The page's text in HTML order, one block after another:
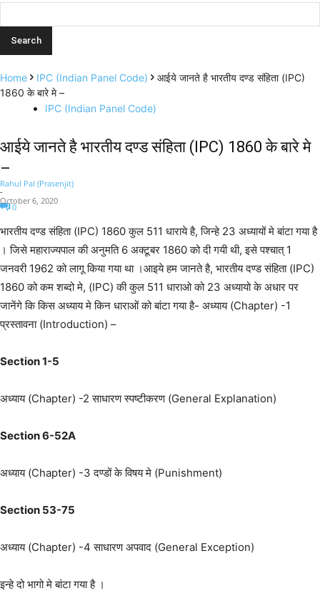
Home IPC (Indian Panel Code)
आईये जानते है भारतीय दण्ड संहिता (IPC)
1860 के बारे मे –
IPC (Indian Panel Code)
आईये जानते है भारतीय दण्ड संहिता (IPC) 1860 के बारे मे
–
Rahul Pal (Prasenjit)
-
October 6, 2020
0
भारतीय दण्ड संहिता (IPC) 1860 कुल 511 धाराये है, जिन्हे 23 अध्यायों मे बांटा गया है
। जिसे महाराज्यपाल की अनुमति 6 अक्टूबर 1860 को दी गयी थी, इसे पश्चात् 1
जनवरी 1962 को लागू किया गया था ।आइये हम जानते है, भारतीय दण्ड संहिता (IPC)
1860 को कम शब्दो मे, (IPC) की कुल 511 धाराओ को 23 अध्यायो के अधार पर
जानेंगे कि किस अध्याय मे किन धाराओं को बांटा गया है- अध्याय (Chapter) -1
प्रस्तावना (Introduction) –
Section 1-5
अध्याय (Chapter) -2 साधारण स्पष्टीकरण (General Explanation)
Section 6-52A
अध्याय (Chapter) -3 दण्डों के विषय मे (Punishment)
Section 53-75
अध्याय (Chapter) -4 साधारण अपवाद (General Exception)
इन्हे दो भागो मे बांटा गया है ।